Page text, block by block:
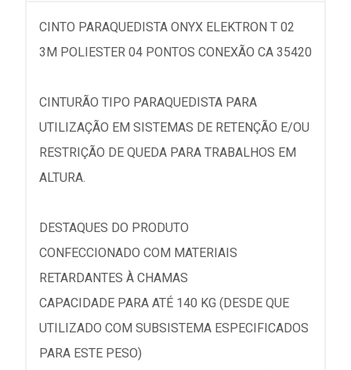
CINTO PARAQUEDISTA ONYX ELEKTRON T 02
3M POLIESTER 04 PONTOS CONEXÃO CA 35420
CINTURÃO TIPO PARAQUEDISTA PARA
UTILIZAÇÃO EM SISTEMAS DE RETENÇÃO E/OU
RESTRIÇÃO DE QUEDA PARA TRABALHOS EM
ALTURA.
DESTAQUES DO PRODUTO
CONFECCIONADO COM MATERIAIS
RETARDANTES À CHAMAS
CAPACIDADE PARA ATÉ 140 KG (DESDE QUE
UTILIZADO COM SUBSISTEMA ESPECIFICADOS
PARA ESTE PESO)